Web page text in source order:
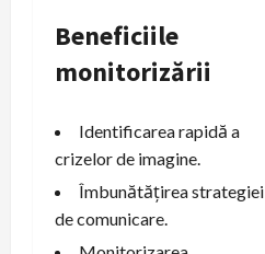
Beneficiile
monitorizării
Identificarea rapidă a
crizelor de imagine.
Îmbunătățirea strategiei
de comunicare.